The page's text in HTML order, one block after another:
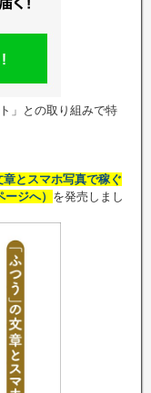
」との取り組みで特
章とスマホ写真で稼ぐ
ジへ） を発売しまし